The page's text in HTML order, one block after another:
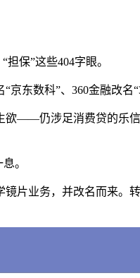
保”这些404字眼。
东数科”、360金融改名
——仍涉足消费贷的乐
。
片业务，并改名而来